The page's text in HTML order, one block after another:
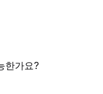
한가요?